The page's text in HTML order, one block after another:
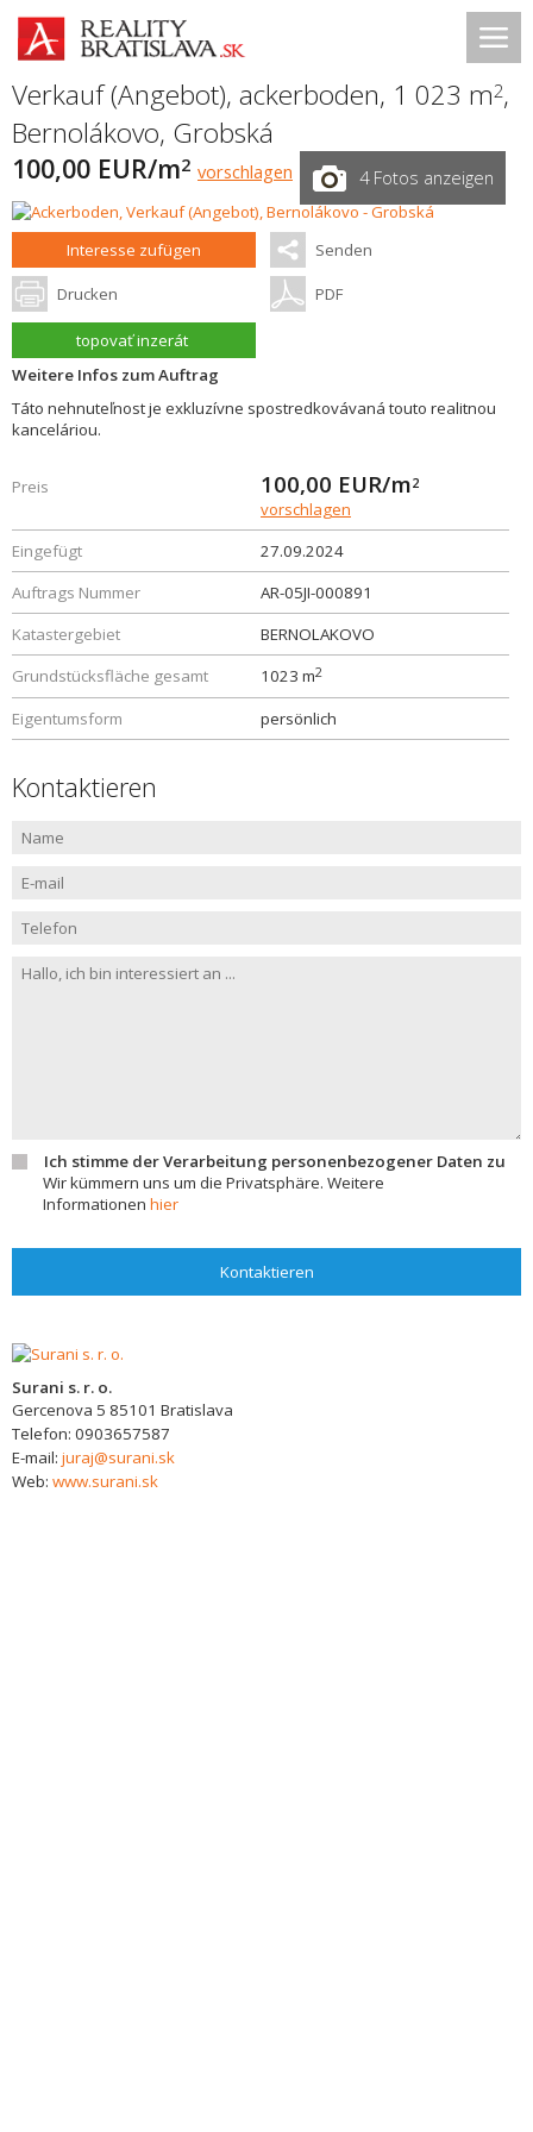
Verkauf (Angebot), ackerboden, 1 023 m2,
Bernolákovo, Grobská
100,00 EUR/m2 vorschlagen 4 Fotos anzeigen
Interesse zufügen Senden
Drucken PDF
topovať inzerát
Weitere Infos zum Auftrag
Táto nehnuteľnost je exkluzívne spostredkovávaná touto realitnou
kanceláriou.
Preis 100,00 EUR/m2
vorschlagen
Eingefügt
27.09.2024
Auftrags Nummer
AR-05JI-000891
Katastergebiet
BERNOLAKOVO
Grundstücksfläche gesamt
1023 m2
Eigentumsform persönlich
Kontaktieren
Ich stimme der Verarbeitung personenbezogener Daten zu
Wir kümmern uns um die Privatsphäre. Weitere
Informationen hier
Kontaktieren
Surani s. r. o.
Gercenova 5 85101 Bratislava
Telefon: 0903657587
E-mail: juraj@surani.sk
Web: www.surani.sk